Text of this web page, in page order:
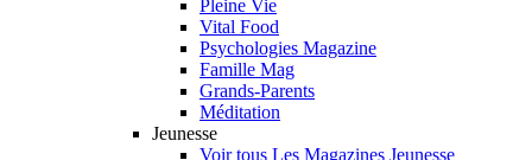
Pleine Vie
Vital Food
Psychologies Magazine
Famille Mag
Grands-Parents
Méditation
Jeunesse
Voir tous Les Magazines Jeunesse